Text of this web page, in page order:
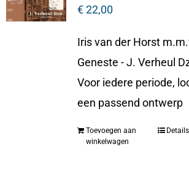
€22,00
Iris van der Horst
Geneste - J. Verheul
Voor iedere periode,
een passend ontwerp
Toevoegen aan
winkelwagen
Details